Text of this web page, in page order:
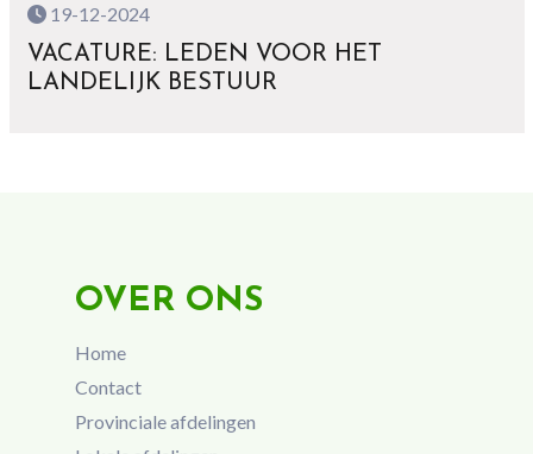
19-12-2024
VACATURE: LEDEN VOOR HET
LANDELIJK BESTUUR
OVER ONS
Home
Contact
Provinciale afdelingen